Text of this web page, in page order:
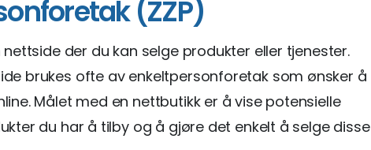
(ZZP)
nettside der du kan selge produkter eller tjenester.
brukes ofte av enkeltpersonforetak som ønsker å
Målet med en nettbutikk er å vise potensielle
du har å tilby og å gjøre det enkelt å selge disse